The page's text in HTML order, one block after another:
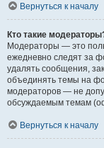
Вернуться к началу
Кто такие
Модераторы — это
ежедневно следят за
удалять сообщения,
объединять темы на
модераторов — не
обсуждаемым темам
Вернуться к началу